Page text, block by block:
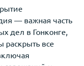
— важная часть
дел в Гонконге,
раскрыть все